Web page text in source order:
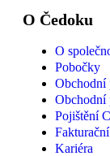
O Čedoku
O
Pobočky
Obchodní
Obchodní
Pojištění
Kariéra